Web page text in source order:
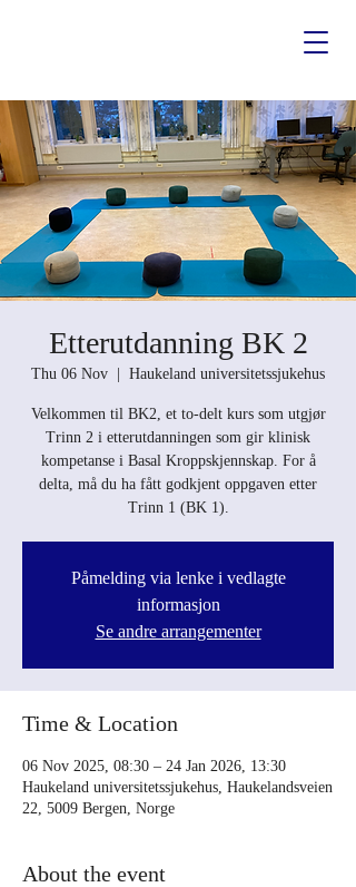
Etterutdanning BK 2
Thu 06 Nov Haukeland universitetssjukehus
Velkommen til BK2, et to-delt kurs som utgjør
Trinn 2 i etterutdanningen som gir klinisk
kompetanse i Basal Kroppskjennskap. For å
delta, må du ha fått godkjent oppgaven etter
Trinn 1 (BK 1).
Påmelding via lenke i vedlagte
informasjon
Se andre arrangementer
Time & Location
06 Nov 2025, 08:30 – 24 Jan 2026, 13:30
Haukeland universitetssjukehus, Haukelandsveien
22, 5009 Bergen, Norge
About the event